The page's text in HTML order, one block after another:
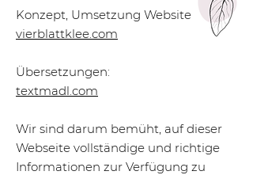
Konzept, Umsetzung Website
vierblattklee.com
Übersetzungen:
textmadl.com
Wir sind darum bemüht, auf dieser
Webseite vollständige und richtige
Informationen zur Verfügung zu